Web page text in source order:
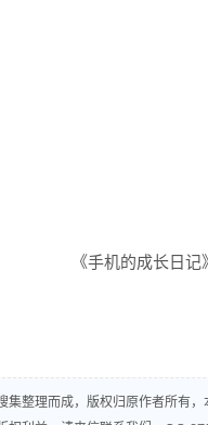
集整理而成，版权归原作者所有